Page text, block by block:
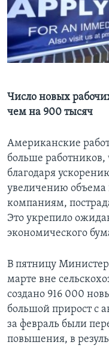
Learning English
СОЦИАЛЬНЫЕ СЕТИ
Языки
Число новых
чем на 900 тысяч
Американские
больше
благодаря
увеличению объема
компаниям,
Это укрепило
экономического
В пятницу
марте вне
создано 916 000
большой прирост с
за февраль были
повышения, в